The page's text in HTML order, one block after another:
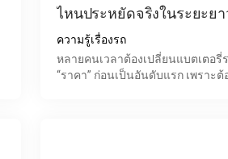
ไหนประหยัดจริงในระยะยา
ความรู้เรื่องรถ
หลายคนเวลาต้องเปลี่ยนแบตเตอรี่
“ราคา” ก่อนเป็นอันดับแรก เพราะต้